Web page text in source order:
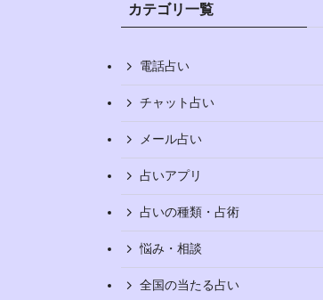
カテゴリ一覧
電話占い
チャット占い
メール占い
占いアプリ
占いの種類・占術
悩み・相談
全国の当たる占い